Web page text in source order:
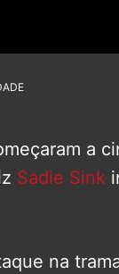
a
Sadie Sink
na